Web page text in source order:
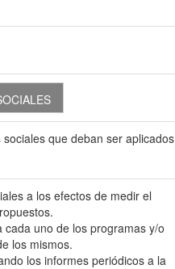
que deban ser aplicados
a los efectos de medir el
uno de los programas y/o
los mismos.
los informes periódicos a la